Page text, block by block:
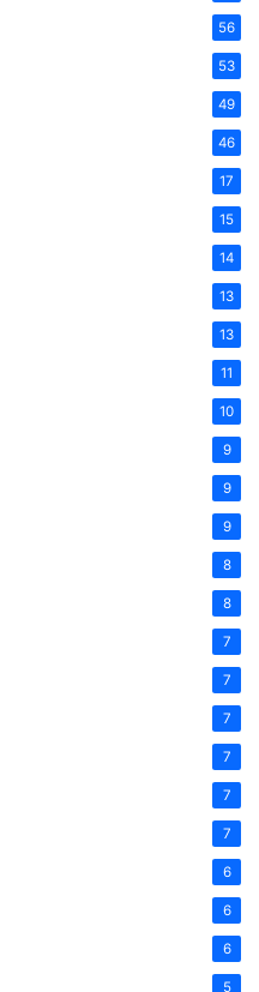
56
53
49
46
17
15
14
13
13
11
10
9
9
9
8
8
7
7
7
7
7
7
6
6
6
5